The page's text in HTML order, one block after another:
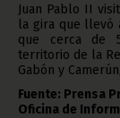
Juan Pablo II
la gira que llevó
que cerca de
territorio de la
Gabón y
Fuente: Prensa
Oficina de